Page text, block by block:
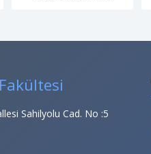
Sahilyolu Cad. No :5